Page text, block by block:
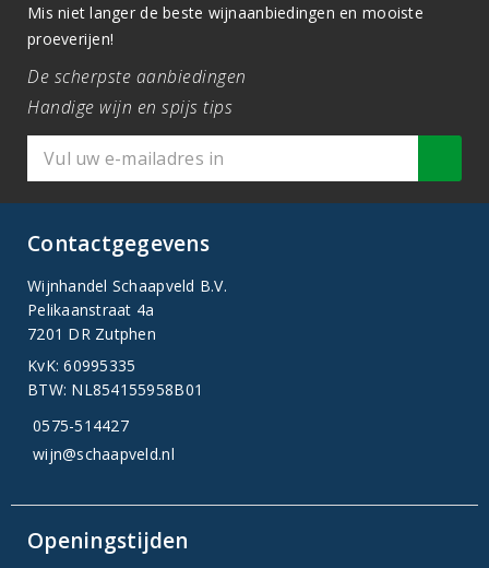
Mis niet langer de beste wijnaanbiedingen en mooiste
proeverijen!
De scherpste aanbiedingen
Handige wijn en spijs tips
Contactgegevens
Wijnhandel Schaapveld B.V.
Pelikaanstraat 4a
7201 DR Zutphen
KvK: 60995335
BTW: NL854155958B01
0575-514427
wijn@schaapveld.nl
Openingstijden